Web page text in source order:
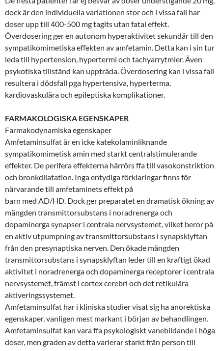
dock är den individuella variationen stor och i vissa fall har
doser upp till 400-500 mg tagits utan fatal effekt.
Överdosering ger en autonom hyperaktivitet sekundär till den
sympatikomimetiska effekten av amfetamin. Detta kan i sin tur
leda till hypertension, hypertermi och tachyarrytmier. Även
psykotiska tillstånd kan uppträda. Överdosering kan i vissa fall
resultera i dödsfall pga hypertensiva, hyperterma,
kardiovaskulära och epileptiska komplikationer.
FARMAKOLOGISKA EGENSKAPER
Farmakodynamiska egenskaper
Amfetaminsulfat är en icke katekolaminliknande
sympatikomimetisk amin med starkt centralstimulerande
effekter. De perifera effekterna härrörs ffa till vasokonstriktion
och bronkdilatation. Inga entydiga förklaringar finns för
närvarande till amfetaminets effekt på
barn med AD/HD. Dock ger preparatet en dramatisk ökning av
mängden transmittorsubstans i noradrenerga och
dopaminerga synapser i centrala nervsystemet, vilket beror på
en aktiv utpumpning av transmittorsubstans i synapsklyftan
från den presynaptiska nerven. Den ökade mängden
transmittorsubstans i synapsklyftan leder till en kraftigt ökad
aktivitet i noradrenerga och dopaminerga receptorer i centrala
nervsystemet, främst i cortex cerebri och det retikulära
aktiveringssystemet.
Amfetaminsulfat har i kliniska studier visat sig ha anorektiska
egenskaper, vanligen mest markant i början av behandlingen.
Amfetaminsulfat kan vara ffa psykologiskt vanebildande i höga
doser, men graden av detta varierar starkt från person till